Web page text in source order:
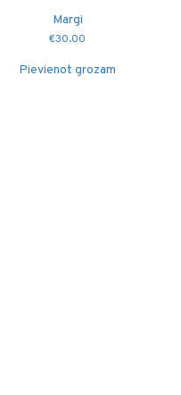
Margi
€30.00
Pievienot grozam